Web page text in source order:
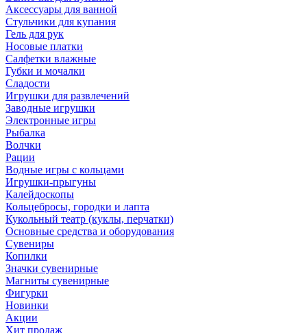
Аксессуары для ванной
Стульчики для купания
Гель для рук
Носовые платки
Салфетки влажные
Губки и мочалки
Сладости
Игрушки для развлечений
Заводные игрушки
Электронные игры
Рыбалка
Волчки
Рации
Водные игры с кольцами
Игрушки-прыгуны
Калейдоскопы
Кольцебросы, городки и лапта
Кукольный театр (куклы, перчатки)
Основные средства и оборудования
Сувениры
Копилки
Значки сувенирные
Магниты сувенирные
Фигурки
Новинки
Акции
Хит продаж